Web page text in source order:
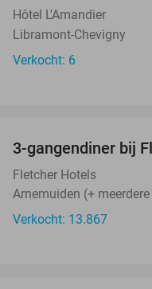
Hôtel L'Amandier
Libramont-Chevigny
Verkocht: 6
3-gangendiner bij
Fletcher Hotels
Arnemuiden (+
Verkocht: 13.867